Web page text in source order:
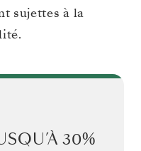
sujettes à la
30%